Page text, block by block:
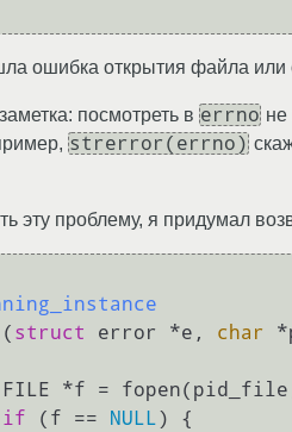
ошибка открытия файла или
посмотреть в errno не
strerror(errno)
эту проблему, я придумал
( struct error *e, char
FILE *f =
if (f == NULL) {